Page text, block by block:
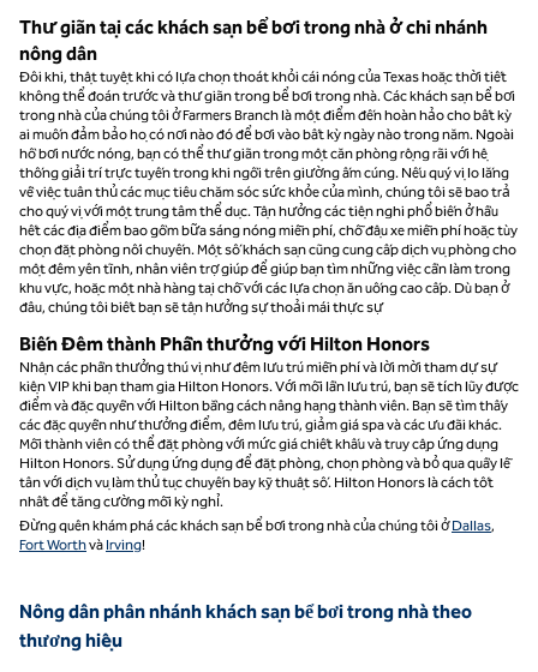
Thư giãn tại các khách sạn bể bơi trong nhà ở chi nhánh
nông dân
Đôi khi, thật tuyệt khi có lựa chọn thoát khỏi cái nóng của Texas hoặc thời tiết
không thể đoán trước và thư giãn trong bể bơi trong nhà. Các khách sạn bể bơi
trong nhà của chúng tôi ở Farmers Branch là một điểm đến hoàn hảo cho bất kỳ
ai muốn đảm bảo họ có nơi nào đó để bơi vào bất kỳ ngày nào trong năm. Ngoài
hồ bơi nước nóng, bạn có thể thư giãn trong một căn phòng rộng rãi với hệ
thống giải trí trực tuyến trong khi ngồi trên giường ấm cúng. Nếu quý vị lo lắng
về việc tuân thủ các mục tiêu chăm sóc sức khỏe của mình, chúng tôi sẽ bao trả
cho quý vị với một trung tâm thể dục. Tận hưởng các tiện nghi phổ biến ở hầu
hết các địa điểm bao gồm bữa sáng nóng miễn phí, chỗ đậu xe miễn phí hoặc tùy
chọn đặt phòng nối chuyến. Một số khách sạn cũng cung cấp dịch vụ phòng cho
một đêm yên tĩnh, nhân viên trợ giúp để giúp bạn tìm những việc cần làm trong
khu vực, hoặc một nhà hàng tại chỗ với các lựa chọn ăn uống cao cấp. Dù bạn ở
đâu, chúng tôi biết bạn sẽ tận hưởng sự thoải mái thực sự
Biến Đêm thành Phần thưởng với Hilton Honors
Nhận các phần thưởng thú vị như đêm lưu trú miễn phí và lời mời tham dự sự
kiện VIP khi bạn tham gia Hilton Honors. Với mỗi lần lưu trú, bạn sẽ tích lũy được
điểm và đặc quyền với Hilton bằng cách nâng hạng thành viên. Bạn sẽ tìm thấy
các đặc quyền như thưởng điểm, đêm lưu trú, giảm giá spa và các ưu đãi khác.
Mỗi thành viên có thể đặt phòng với mức giá chiết khấu và truy cập ứng dụng
Hilton Honors. Sử dụng ứng dụng để đặt phòng, chọn phòng và bỏ qua quầy lễ
tân với dịch vụ làm thủ tục chuyến bay kỹ thuật số. Hilton Honors là cách tốt
nhất để tăng cường mỗi kỳ nghỉ.
Đừng quên khám phá các khách sạn bể bơi trong nhà của chúng tôi ởDallas,
Fort Worthvà Irving!
Nông dân phân nhánh khách sạn bể bơi trong nhà theo
thương hiệu